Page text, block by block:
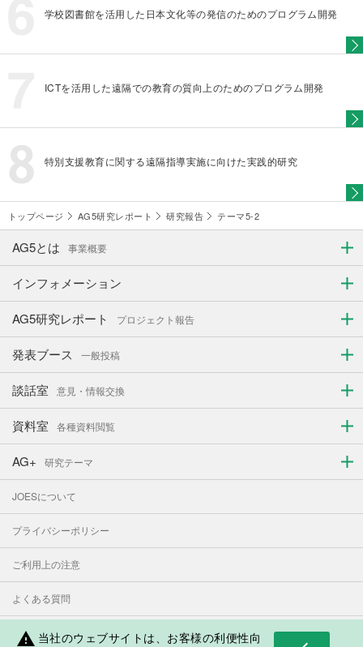
学校図書館を活用した日本文化等の発信のためのプログラム開発
ICTを活用した遠隔での教育の質向上のためのプログラム開発
特別支援教育に関する遠隔指導実施に向けた実践的研究
トップページ AG5研究レポート 研究報告 テーマ5-2
AG5とは 事業概要
インフォメーション
AG5研究レポート プロジェクト報告
発表ブース 一般投稿
談話室 意見・情報交換
資料室 各種資料閲覧
AG+ 研究テーマ
JOESについて
プライバシーポリシー
ご利用上の注意
よくある質問
お問い合わせ
warning 当社のウェブサイトは、お客様の利便性向